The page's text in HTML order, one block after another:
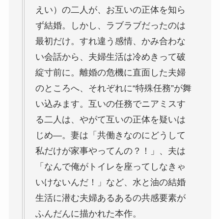
えい）の二人が、お互いの正体を知ら
ず結婚。しかし、ラブラブだったのは
最初だけ。すれ違う感情、かみ合わな
い会話から、夫婦生活は冷めきって破
綻寸前に。離婚の危機に直面した夫婦
のところへ、それぞれに“特殊任務”が舞
い込みます。互いの任務でニアミスす
る二人は、やがて互いの正体を疑いは
じめ―。妻は「共働きなのにどうして
私だけが家事やってんの？！」、夫は
「なんで俺がトイレを座ってしなきゃ
いけないんだ！」など、水と油の結婚
生活に潜む夫婦あるあるの共感要素が
ふんだんに描かれた本作。